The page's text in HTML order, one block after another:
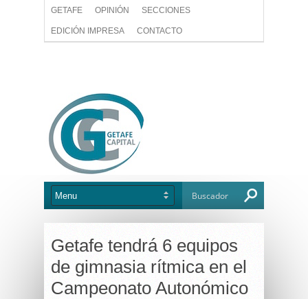
GETAFE OPINIÓN SECCIONES
EDICIÓN IMPRESA CONTACTO
Getafe tendrá 6 equipos
de gimnasia rítmica en el
Campeonato Autonómico